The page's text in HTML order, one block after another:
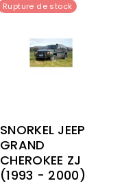
Rupture de stock
SNORKEL JEEP
GRAND
CHEROKEE ZJ
(1993 - 2000)